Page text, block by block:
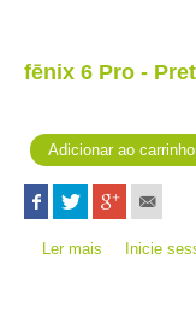
fēnix 6 Pro -
Ler mais acerca de
Inicie